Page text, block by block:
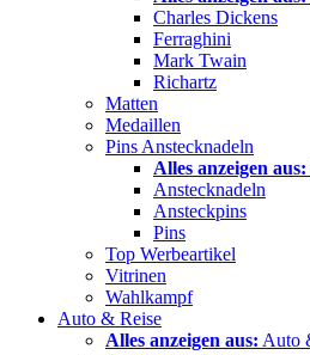
Charles Dickens
Ferraghini
Mark Twain
Richartz
Matten
Medaillen
Pins Anstecknadeln
Alles anzeigen aus:
Anstecknadeln
Ansteckpins
Pins
Top Werbeartikel
Vitrinen
Wahlkampf
Auto & Reise
Alles anzeigen aus: Auto